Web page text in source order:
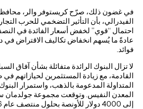
في غضون ذلك، صرّح كريستوفر والر، محافظ
الفيدرالي، بأن التأثير التضخمي للحرب
احتمال “قوي” لخفض أسعار الفائدة في
عادةً ما يُسهم انخفاض تكاليف الاقتراض في
فوائد.
لا تزال البنوك الرائدة متفائلة بشأن آفاق
القادمة، مع زيادة المستثمرين لحيازاتهم
المتداولة المدعومة بالذهب، واستمرار
المعدن النفيس. وتوقعت مجموعة جولدمان
إلى 4000 دولار للأونصة بحلول منتصف عام 2026.